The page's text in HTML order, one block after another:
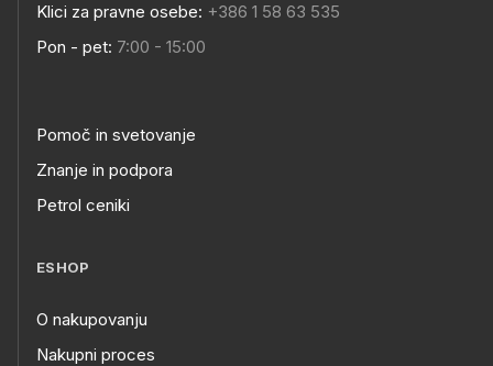
Klici za pravne osebe: +386 1 58 63 535
Pon - pet: 7:00 - 15:00
Pomoč in svetovanje
Znanje in podpora
Petrol ceniki
ESHOP
O nakupovanju
Nakupni proces